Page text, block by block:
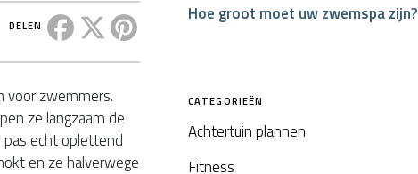
DELEN Deel dit bericht op Facebook
Deel dit bericht op X
Deel dit bericht op Pinterest
voor zwemmers.
ze langzaam de
pas echt oplettend
en ze halverwege
Hoe groot moet uw zwemspa zijn?
CATEGORIEËN
Achtertuin plannen
Fitness